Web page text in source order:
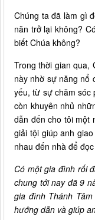
Chúng ta đã làm gì
năn trở lại không?
biết Chúa không?
Trong thời gian qua,
này nhờ sự năng nổ
yếu, từ sự chăm sóc
còn khuyên nhủ
dẫn đến cho tôi một
giải tội giúp anh
nhau đến nhà để
Có một gia đình rối
chung tới nay đã 9
gia đình Thánh
hướng dẫn và giúp